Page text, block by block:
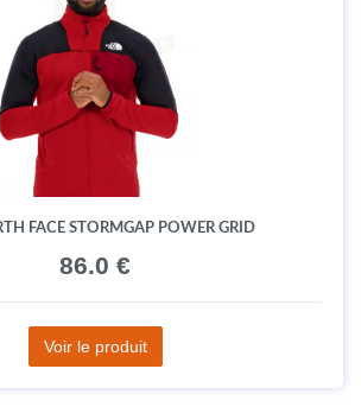
FACE STORMGAP POWER GRID
86.0 €
Voir le produit